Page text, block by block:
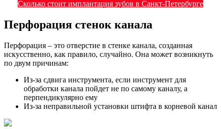
Сколько стоит имплантация зубов в Санкт-Петербурге
Перфорация стенок канала
Перфорация – это отверстие в стенке канала, созданная
искусственно, как правило, случайно. Она может возникнуть
по двум причинам:
Из-за сдвига инструмента, если инструмент для
обработки канала пойдет не по самому каналу, а
перпендикулярно ему
Из-за неправильной установки штифта в корневой канал